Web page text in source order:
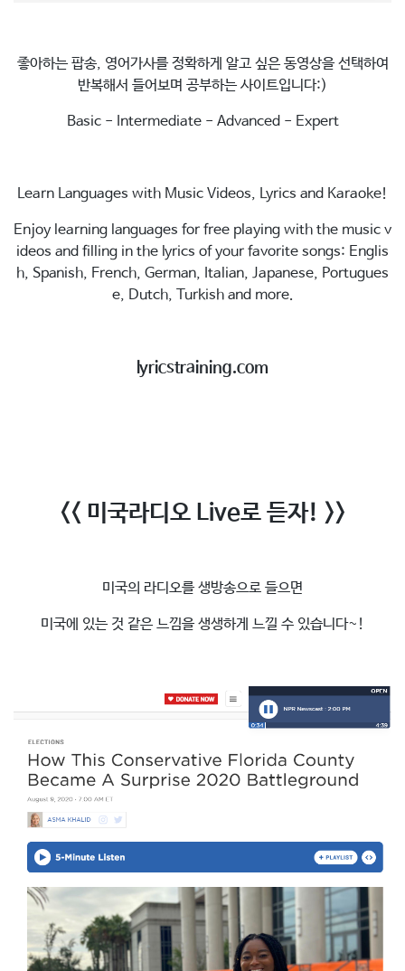
좋아하는 팝송, 영어가사를 정확하게 알고 싶은 동영상을 선택하여
반복해서 들어보며 공부하는 사이트입니다:)
Basic - Intermediate - Advanced - Expert
Learn Languages with Music Videos, Lyrics and Karaoke!
Enjoy learning languages for free playing with the music v
ideos and filling in the lyrics of your favorite songs: Englis
h, Spanish, French, German, Italian, Japanese, Portugues
e, Dutch, Turkish and more.
lyricstraining.com
<< 미국라디오 Live로 듣자! >>
미국의 라디오를 생방송으로 들으면
미국에 있는 것 같은 느낌을 생생하게 느낄 수 있습니다~!